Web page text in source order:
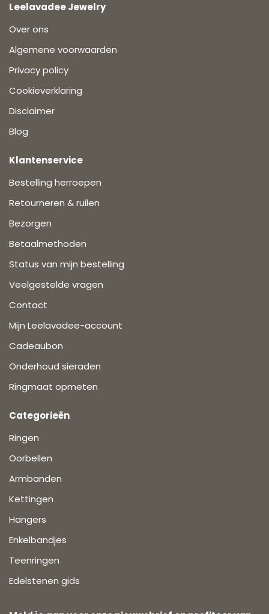
Leelavadee Jewelry
Over ons
Algemene voorwaarden
Privacy policy
Cookieverklaring
Disclaimer
Blog
Klantenservice
Bestelling herroepen
Retourneren & ruilen
Bezorgen
Betaalmethoden
Status van mijn bestelling
Veelgestelde vragen
Contact
Mijn Leelavadee-account
Cadeaubon
Onderhoud sieraden
Ringmaat opmeten
Categorieën
Ringen
Oorbellen
Armbanden
Kettingen
Hangers
Enkelbandjes
Teenringen
Edelstenen gids